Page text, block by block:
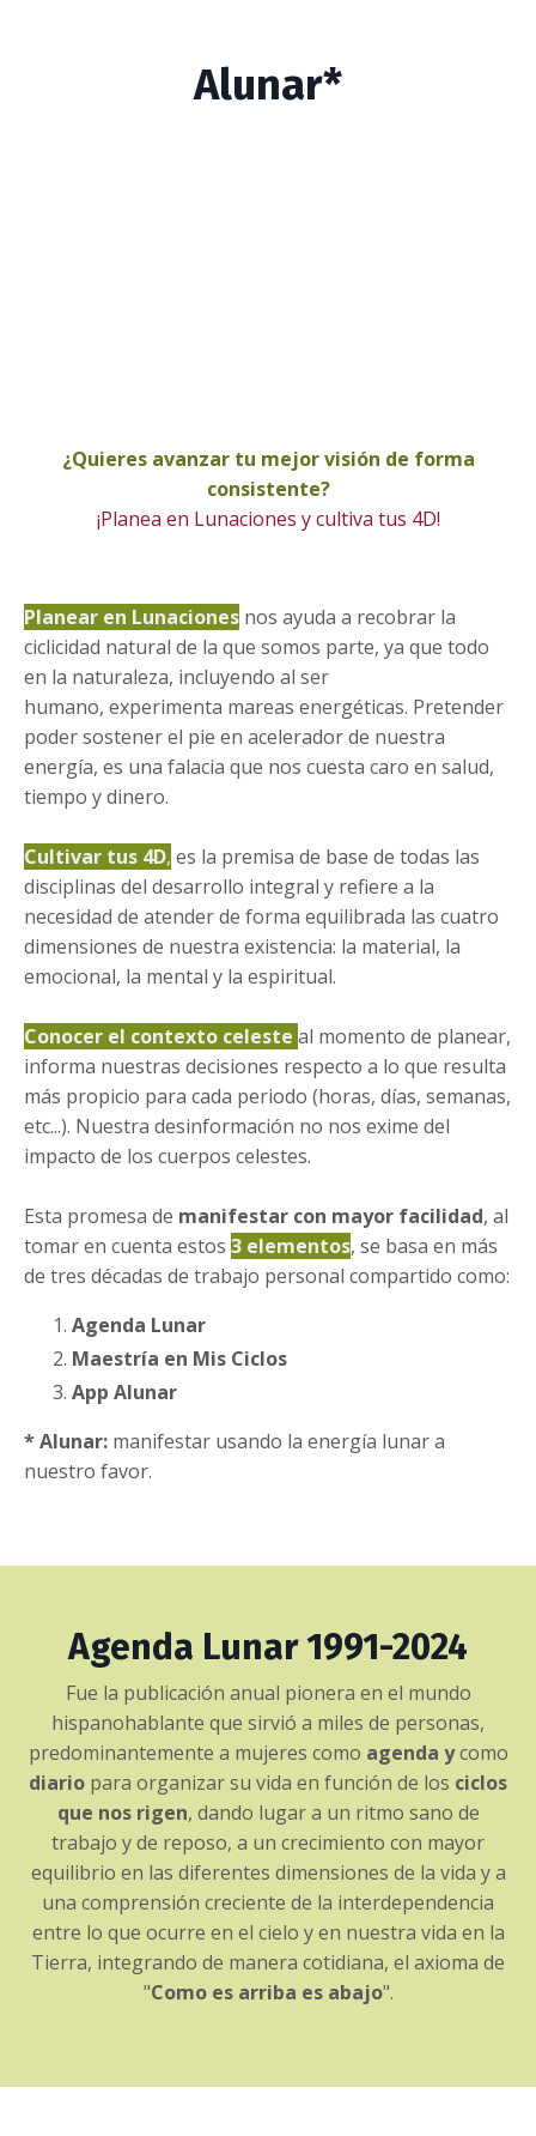
Alunar*
¿Quieres avanzar tu mejor visión de forma
consistente?
¡Planea en Lunaciones y cultiva tus 4D!
Planear en Lunaciones nos ayuda a recobrar la
ciclicidad natural de la que somos parte, ya que todo
en la naturaleza, incluyendo al ser
humano, experimenta mareas energéticas. Pretender
poder sostener el pie en acelerador de nuestra
energía, es una falacia que nos cuesta caro en salud,
tiempo y dinero.
Cultivar tus 4D, es la premisa de base de todas las
disciplinas del desarrollo integral y refiere a la
necesidad de atenderde forma equilibrada las cuatro
dimensiones de nuestra existencia: la material, la
emocional, la mental y la espiritual.
Conocer el contexto celeste al momento de planear,
informa nuestras decisiones respecto a lo que resulta
más propicio para cada periodo (horas, días, semanas,
etc...). Nuestra desinformación no nos exime del
impacto de los cuerpos celestes.
Esta promesa de manifestar con mayor facilidad, al
tomar en cuenta estos 3 elementos, se basa en más
de tres décadas de trabajo personal compartido como:
Agenda Lunar
Maestría en Mis Ciclos
App Alunar
* Alunar: manifestar usando la energía lunar a
nuestro favor.
Agenda Lunar 1991-2024
Fue la publicación anual pionera en el mundo
hispanohablante que sirvió a miles de personas,
predominantemente a mujeres como agenda ycomo
diario para organizar su vida en función de los ciclos
que nos rigen, dando lugar a un ritmo sano de
trabajo y de reposo, a un crecimiento con mayor
equilibrio en las diferentes dimensiones de la vida y a
una comprensión creciente de la interdependencia
entre lo que ocurre en el cielo y en nuestra vida en la
Tierra, integrando de manera cotidiana, el axioma de
"Como es arriba es abajo".